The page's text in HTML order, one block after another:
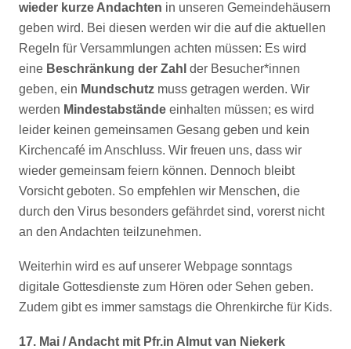
wieder kurze Andachten in unseren Gemeindehäusern
geben wird. Bei diesen werden wir die auf die aktuellen
Regeln für Versammlungen achten müssen: Es wird
eine Beschränkung der Zahl der Besucher*innen
geben, ein Mundschutz muss getragen werden. Wir
werden Mindestabstände einhalten müssen; es wird
leider keinen gemeinsamen Gesang geben und kein
Kirchencafé im Anschluss. Wir freuen uns, dass wir
wieder gemeinsam feiern können. Dennoch bleibt
Vorsicht geboten. So empfehlen wir Menschen, die
durch den Virus besonders gefährdet sind, vorerst nicht
an den Andachten teilzunehmen.
Weiterhin wird es auf unserer Webpage sonntags
digitale Gottesdienste zum Hören oder Sehen geben.
Zudem gibt es immer samstags die Ohrenkirche für Kids.
17. Mai / Andacht mit Pfr.in Almut van Niekerk